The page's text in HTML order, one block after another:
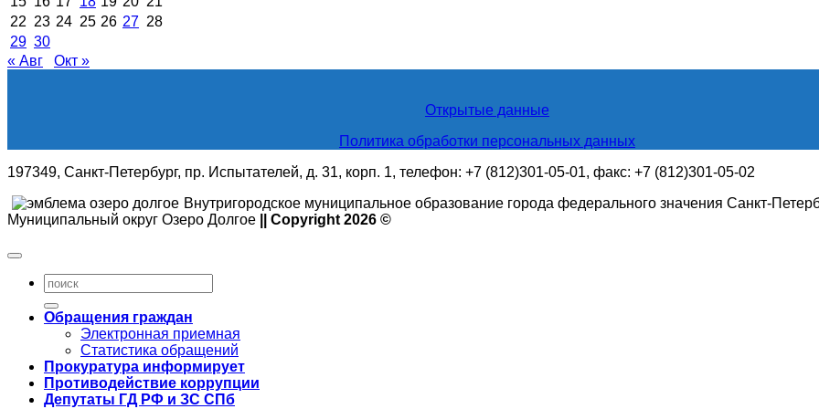
22 23 24 25 26 27 28
29 30
« Авг
Окт »
Открытые данные
Политика обработки персональных данных
197349, Санкт-Петербург, пр. Испытателей, д. 31, корп. 1, телефон: +7 (812)301-05-01, факс: +7 (812)301-05-02
Внутригородское муниципальное образование города федерального значения Санкт-
Муниципальный округ Озеро Долгое
|| Copyright 2026 ©
Обращения граждан
Электронная приемная
Статистика обращений
Прокуратура информирует
Противодействие коррупции
Депутаты ГД РФ и ЗС СПб